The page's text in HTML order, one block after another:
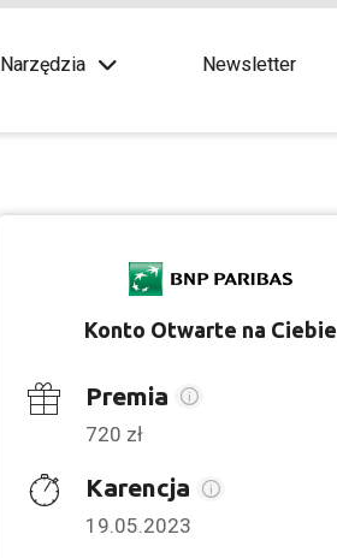
Narzędzia Newsletter
Konto Otwarte na Ciebie
Premia
720 zł
Karencja
19.05.2023